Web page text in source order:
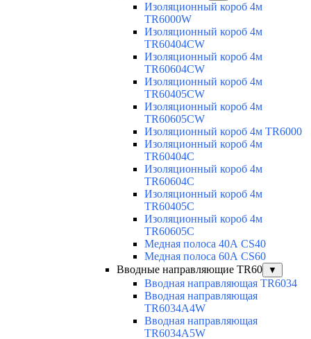
Изоляционный короб 4м
TR6000W
Изоляционный короб 4м
TR60404CW
Изоляционный короб 4м
TR60604CW
Изоляционный короб 4м
TR60405CW
Изоляционный короб 4м
TR60605CW
Изоляционный короб 4м TR6000
Изоляционный короб 4м
TR60404C
Изоляционный короб 4м
TR60604C
Изоляционный короб 4м
TR60405C
Изоляционный короб 4м
TR60605C
Медная полоса 40А CS40
Медная полоса 60А CS60
Вводные направляющие TR60
▼
Вводная направляющая TR6034
Вводная направляющая
TR6034A4W
Вводная направляющая
TR6034A5W